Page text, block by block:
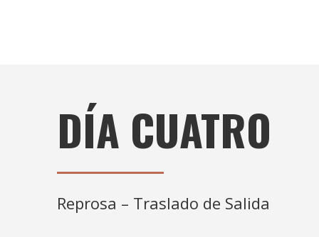
DÍA CUATRO
Reprosa – Traslado de Salida